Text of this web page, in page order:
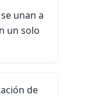
unan a
un solo
de